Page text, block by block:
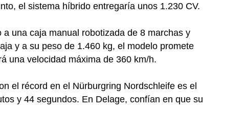
el sistema híbrido entregaría unos 1.230 CV.
a una caja manual robotizada de 8 marchas y
y a su peso de 1.460 kg, el modelo promete
una velocidad máxima de 360 km/h.
el récord en el Nürburgring Nordschleife es el
y 44 segundos. En Delage, confían en que su